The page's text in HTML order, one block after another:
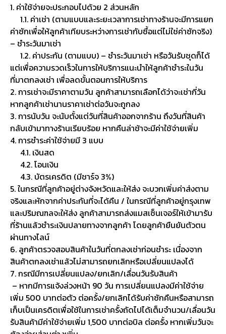
1. ค่าใช้จ่ายจะประกอบไปด้วย 2 ส่วนหลัก
1.1. ค่าเช่า (ตามแบบและระยะเวลาการเช่าทางร้านจะมีการแยก
ค่าซักเพื่อให้ลูกค้าเทียบระหว่างการเช่ากับซื้อแต่ไม่ใช่ค่าซักจริง)
– ชำระวันมาเช่า
1.2. ค่าประกัน (ตามแบบ) – ชำระวันมาเช่า หรือวันรับชุดก็ได้
แต่เพื่อความรวดเร็วในการให้บริการแนะนำให้ลูกค้าชำระในวัน
ที่มาตกลงเช่า เพื่อลดขั้นตอนการให้บริการ
2. การเช่าจะมีราคาตามวัน ลูกค้าสามารถเลือกได้ว่าจะเช่ากี่วัน
หากลูกค้าเช่านานราคาเช่าต่อวันจะถูกลง
3. การนับวัน จะนับตั้งแต่วันที่สินค้าออกจากร้าน ถึงวันที่สินค้า
กลับเข้ามาทางร้านเรียบร้อย หากคืนล่าช้าจะมีค่าใช้จ่ายเพิ่ม
4. การชำระค่าใช้จ่ายมี 3 แบบ
4.1. เงินสด
4.2. โอนเงิน
4.3. บัตรเครดิต (มีชาร์จ 3%)
5. ในกรณีที่ลูกค้าอยู่ต่างจังหวัดและให้ส่ง จะบวกเพิ่มค่าส่งตาม
จริงและหักจากค่าประกันที่จะได้คืน / ในกรณีที่ลูกค้าอยู่กรุงเทพ
และปริมณฑลจะให้ส่ง ลูกค้าสามารถส่งแมสเซ็นเจอร์ให้เข้ามารับ
ที่ร้านแล้วชำระเงินปลายทางจากลูกค้า โดยลูกค้ายืนยันตัวตน
ผ่านทางไลน์
6. ลูกค้าตรวจสอบสินค้าในวันที่ตกลงเช่าก่อนชำระ เนื่องจาก
สินค้าตกลงเช่าแล้วไม่สามารถยกเลิกหรือเปลี่ยนแปลงได้
7. กรณีมีการเปลี่ยนแปลง/ยกเลิก/เลื่อนวันรับสินค้า
– หากมีการแจ้งล่วงหน้า 90 วัน การเปลี่ยนแปลงมีค่าใช้จ่าย
เพิ่ม 500 บาทต่อตัว ต่อครั้ง/ยกเลิกได้รับค่าซักคืนหรือสามารถ
เก็บเป็นเครดิตเพื่อใช้ในการเช่าครั้งถัดไปได้เต็มจำนวน/เลื่อนวัน
รับสินค้ามีค่าใช้จ่ายเพิ่ม 1,500 บาทต่อบิล ต่อครั้ง หากเพิ่มวันจะ